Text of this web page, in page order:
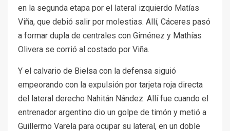
en la segunda etapa por el lateral izquierdo Matías
Viña, que debió salir por molestias. Allí, Cáceres pasó
a formar dupla de centrales con Giménez y Mathías
Olivera se corrió al costado por Viña.
Y el calvario de Bielsa con la defensa siguió
empeorando con la expulsión por tarjeta roja directa
del lateral derecho Nahitán Nández. Allí fue cuando el
entrenador argentino dio un golpe de timón y metió a
Guillermo Varela para ocupar su lateral, en un doble